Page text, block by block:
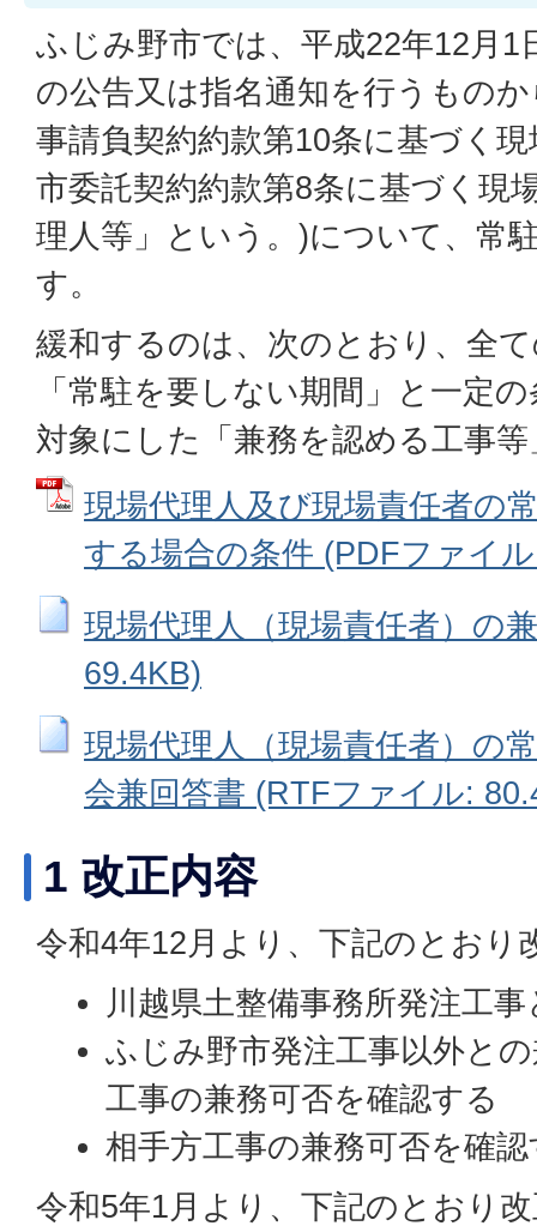
ふじみ野市では、平成22年12月1
の公告又は指名通知を行うもの
事請負契約約款第10条に基づく
市委託契約約款第8条に基づく現
理人等」という。)について、常
す。
緩和するのは、次のとおり、全
「常駐を要しない期間」と一定
対象にした「兼務を認める工事
現場代理人及び現場責任者の
する場合の条件 (PDFファイ
現場代理人（現場責任者）の
69.4KB)
現場代理人（現場責任者）の
会兼回答書 (RTFファイル:
1 改正内容
令和4年12月より、下記のとおり
川越県土整備事務所発注工
ふじみ野市発注工事以外と
工事の兼務可否を確認する
相手方工事の兼務可否を確
令和5年1月より、下記のとおり